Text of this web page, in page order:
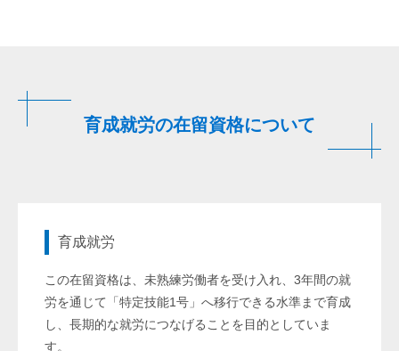
育成就労の在留資格について
育成就労
この在留資格は、未熟練労働者を受け入れ、3年間の就
労を通じて「特定技能1号」へ移行できる水準まで育成
し、長期的な就労につなげることを目的としていま
す。